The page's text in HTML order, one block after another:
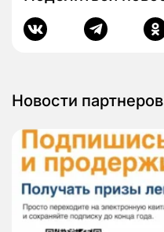
Новости партнеров